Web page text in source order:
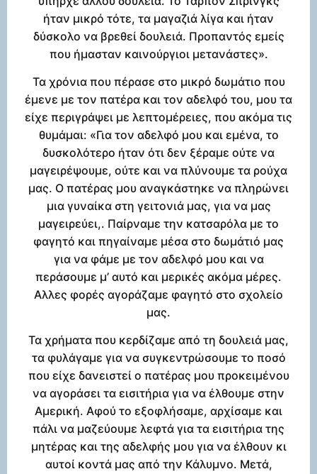
ήταν μικρό τότε, τα μαγαζιά λίγα και ήταν
δύσκολο να βρεθεί δουλειά. Προπαντός εμείς
που ήμασταν καινούργιοι μετανάστες».
Τα χρόνια που πέρασε στο μικρό δωμάτιο που
έμενε με τον πατέρα και τον αδελφό του, μου τα
είχε περιγράψει με λεπτομέρειες, που ακόμα τις
θυμάμαι: «Για τον αδελφό μου και εμένα, το
δυσκολότερο ήταν ότι δεν ξέραμε ούτε να
μαγειρέψουμε, ούτε και να πλύνουμε τα ρούχα
μας. Ο πατέρας μου αναγκάστηκε να πληρώνει
μια γυναίκα στη γειτονιά μας, για να μας
μαγειρεύει,. Παίρναμε την κατσαρόλα με το
φαγητό και πηγαίναμε μέσα στο δωμάτιό μας
για να φάμε με τον αδελφό μου και να
περάσουμε μ’ αυτό και μερικές ακόμα μέρες.
Αλλες φορές αγοράζαμε φαγητό στο σχολείο
μας.
Τα χρήματα που κερδίζαμε από τη δουλειά μας,
τα φυλάγαμε για να συγκεντρώσουμε το ποσό
που είχε δανειστεί ο πατέρας μου προκειμένου
να αγοράσει τα εισιτήρια για να έλθουμε στην
Αμερική. Αφού το εξοφλήσαμε, αρχίσαμε και
πάλι να μαζεύουμε λεφτά για τα εισιτήρια της
μητέρας και της αδελφής μου για να έλθουν κι
αυτοί κοντά μας από την Κάλυμνο. Μετά,